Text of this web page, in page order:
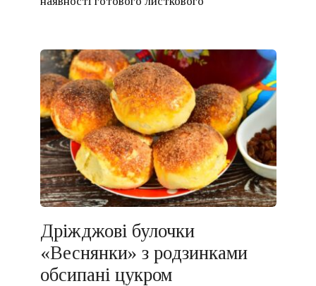
Дріжджові булочки
«Веснянки» з родзинками
обсипані цукром